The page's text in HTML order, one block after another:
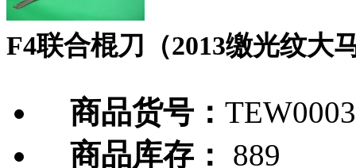
F4联合棍刀（2013缴光纹大
商品货号：
商品库存：
889